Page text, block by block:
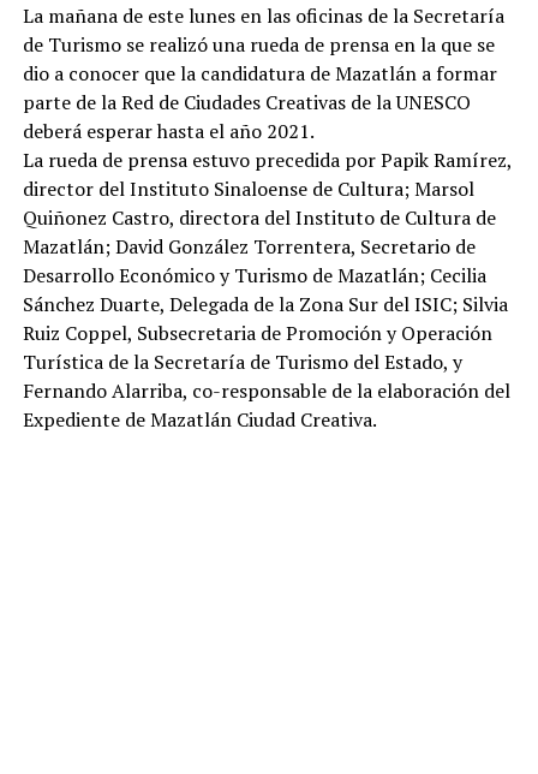
La mañana de este lunes en las oficinas de la Secretaría
de Turismo se realizó una rueda de prensa en la que se
dio a conocer que la candidatura de Mazatlán a formar
parte de la Red de Ciudades Creativas de la UNESCO
deberá esperar hasta el año 2021.
La rueda de prensa estuvo precedida por Papik Ramírez,
director del Instituto Sinaloense de Cultura; Marsol
Quiñonez Castro, directora del Instituto de Cultura de
Mazatlán; David González Torrentera, Secretario de
Desarrollo Económico y Turismo de Mazatlán; Cecilia
Sánchez Duarte, Delegada de la Zona Sur del ISIC; Silvia
Ruiz Coppel, Subsecretaria de Promoción y Operación
Turística de la Secretaría de Turismo del Estado, y
Fernando Alarriba, co-responsable de la elaboración del
Expediente de Mazatlán Ciudad Creativa.